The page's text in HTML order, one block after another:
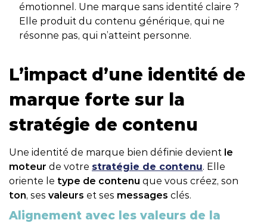
émotionnel. Une marque sans identité claire ?
Elle produit du contenu générique, qui ne
résonne pas, qui n’atteint personne.
L’impact d’une identité de
marque forte sur la
stratégie de contenu
Une identité de marque bien définie devient le
moteur de votre stratégie de contenu. Elle
oriente le type de contenu que vous créez, son
ton, ses valeurs et ses messages clés.
Alignement avec les valeurs de la